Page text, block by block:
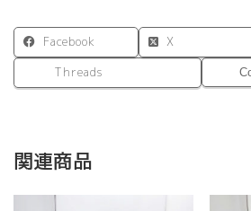
Facebook X
Threads
関連商品